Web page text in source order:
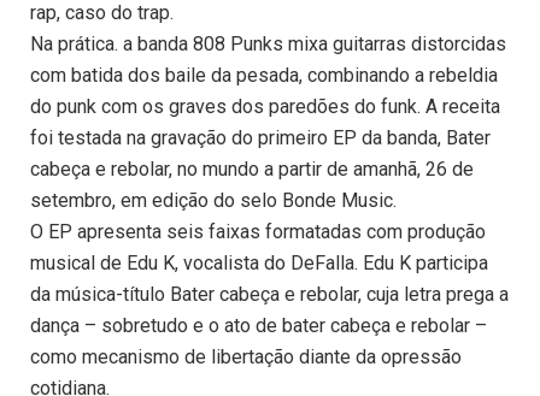
rap, caso do trap.
Na prática. a banda 808 Punks mixa guitarras distorcidas
com batida dos baile da pesada, combinando a rebeldia
do punk com os graves dos paredões do funk. A receita
foi testada na gravação do primeiro EP da banda, Bater
cabeça e rebolar, no mundo a partir de amanhã, 26 de
setembro, em edição do selo Bonde Music.
O EP apresenta seis faixas formatadas com produção
musical de Edu K, vocalista do DeFalla. Edu K participa
da música-título Bater cabeça e rebolar, cuja letra prega a
dança – sobretudo e o ato de bater cabeça e rebolar –
como mecanismo de libertação diante da opressão
cotidiana.